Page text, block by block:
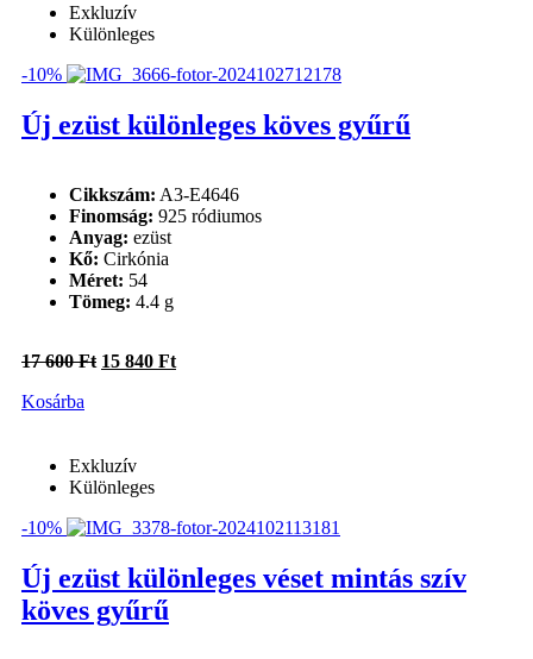
Finomság
925 ródiumos(3)
Gyűrű méret
5555
5757
Cirkónia(3) Cirkónia
Cirkónia (3)
Exkluzív
Különleges
-10%
Új ezüst különleges köves gyűrű
Cikkszám: A3-E4646
Finomság: 925 ródiumos
Anyag: ezüst
Kő: Cirkónia
Méret: 54
Tömeg: 4.4 g
17 600Ft Original
15 840 FtCurrent
Kosárba
Exkluzív
Különleges
-10%
Új ezüst különleges véset mintás szív
köves gyűrű